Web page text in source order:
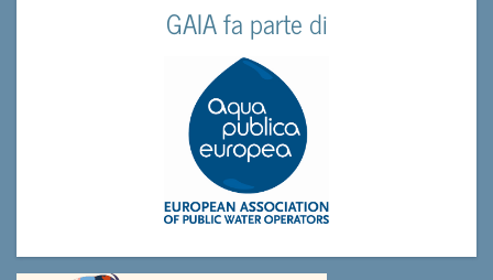
GAIA fa parte di